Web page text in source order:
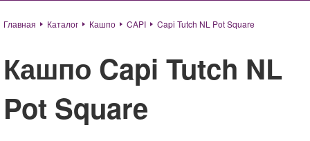
Главная Каталог Кашпо CAPI Capi Tutch NL Pot Square
Кашпо Capi Tutch NL
Pot Square